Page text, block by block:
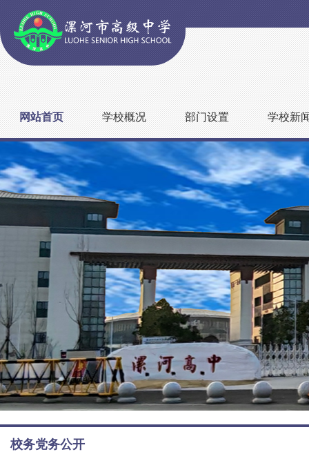
网站首页 学校概况 部门设置 学校新
校务党务公开